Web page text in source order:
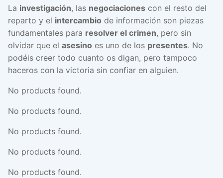
La investigación, las negociaciones con el resto del
reparto y el intercambio de información son piezas
fundamentales para resolver el crimen, pero sin
olvidar que el asesino es uno de los presentes. No
podéis creer todo cuanto os digan, pero tampoco
haceros con la victoria sin confiar en alguien.
No products found.
No products found.
No products found.
No products found.
No products found.